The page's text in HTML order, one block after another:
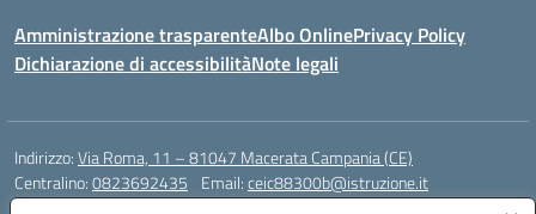
Amministrazione trasparenteAlbo OnlinePrivacy Policy
Dichiarazione di accessibilitàNote legali
Indirizzo:Via Roma, 11 – 81047 Macerata Campania (CE)
Centralino:0823692435 Email:ceic88300b@istruzione.it
Posta elettronica certificata (PEC):